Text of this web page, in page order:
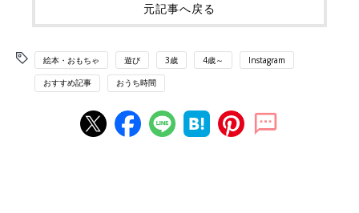
元記事へ戻る
絵本・おもちゃ 遊び 3歳 4歳～ Instagram
おすすめ記事 おうち時間